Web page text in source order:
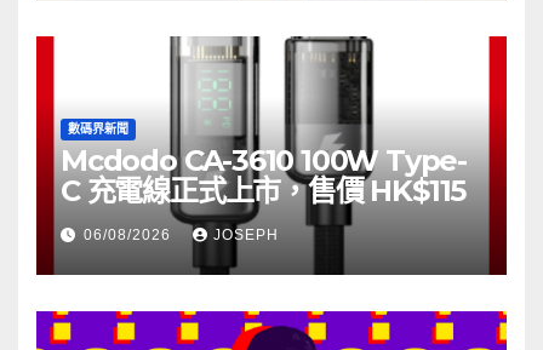
數碼界新聞
Mcdodo CA-3610 100W Type-
C 充電線正式上市，售價 HK$115
06/08/2026 JOSEPH